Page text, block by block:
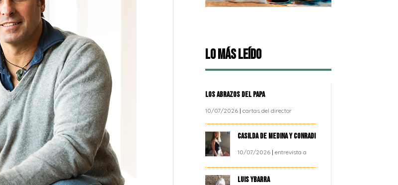
Lo más leído
LOS ABRAZOS DEL PAPA
10/07/2026 |cartas del director
CASILDA DE MEDINA Y CONRADI
10/07/2026 |entrevista a
LUIS YBARRA